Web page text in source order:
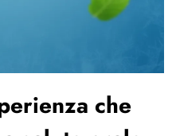
che